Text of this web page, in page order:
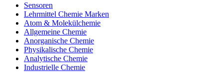
Sensoren
Lehrmittel Chemie Marken
Atom & Molekülchemie
Allgemeine Chemie
Anorganische Chemie
Physikalische Chemie
Analytische Chemie
Industrielle Chemie